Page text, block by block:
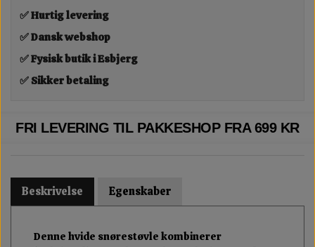
✅ Hurtig levering
✅ Dansk webshop
✅ Fysisk butik i Esbjerg
✅ Sikker betaling
FRI LEVERING TIL PAKKESHOP FRA 699 KR
Beskrivelse Egenskaber
Denne hvide snørestøvle kombinerer